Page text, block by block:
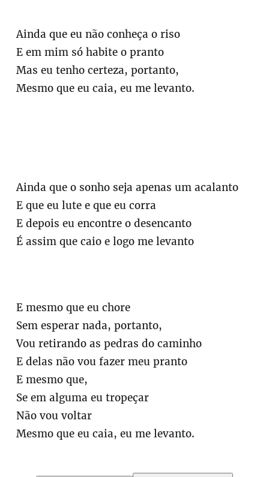
Ainda que eu não conheça o riso
E em mim só habite o pranto
Mas eu tenho certeza, portanto,
Mesmo que eu caia, eu me levanto.
Ainda que o sonho seja apenas um acalanto
E que eu lute e que eu corra
E depois eu encontre o desencanto
É assim que caio e logo me levanto
E mesmo que eu chore
Sem esperar nada, portanto,
Vou retirando as pedras do caminho
E delas não vou fazer meu pranto
E mesmo que,
Se em alguma eu tropeçar
Não vou voltar
Mesmo que eu caia, eu me levanto.